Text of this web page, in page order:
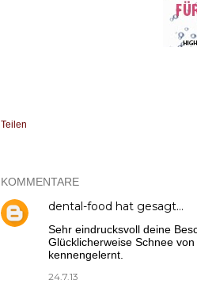
Teilen
KOMMENTARE
dental-food hat gesagt…
Sehr eindrucksvoll deine
Glücklicherweise Schnee
kennengelernt.
24.7.13